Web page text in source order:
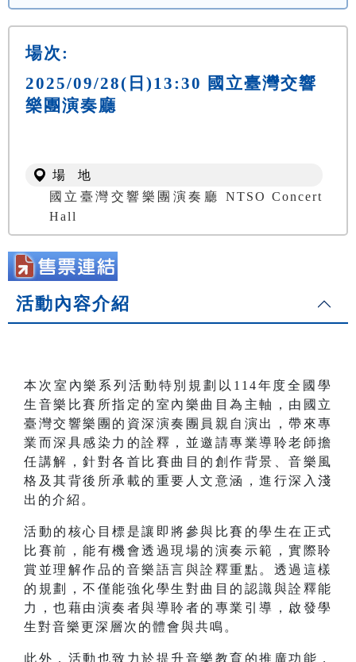
場次:
2025/09/28(日)13:30 國立臺灣交響
樂團演奏廳
場 地
國立臺灣交響樂團演奏廳 NTSO Concert
Hall
活動內容介紹
本次室內樂系列活動特別規劃以114年度全國學
生音樂比賽所指定的室內樂曲目為主軸，由國立
臺灣交響樂團的資深演奏團員親自演出，帶來專
業而深具感染力的詮釋，並邀請專業導聆老師擔
任講解，針對各首比賽曲目的創作背景、音樂風
格及其背後所承載的重要人文意涵，進行深入淺
出的介紹。
活動的核心目標是讓即將參與比賽的學生在正式
比賽前，能有機會透過現場的演奏示範，實際聆
賞並理解作品的音樂語言與詮釋重點。透過這樣
的規劃，不僅能強化學生對曲目的認識與詮釋能
力，也藉由演奏者與導聆者的專業引導，啟發學
生對音樂更深層次的體會與共鳴。
此外，活動也致力於提升音樂教育的推廣功能，